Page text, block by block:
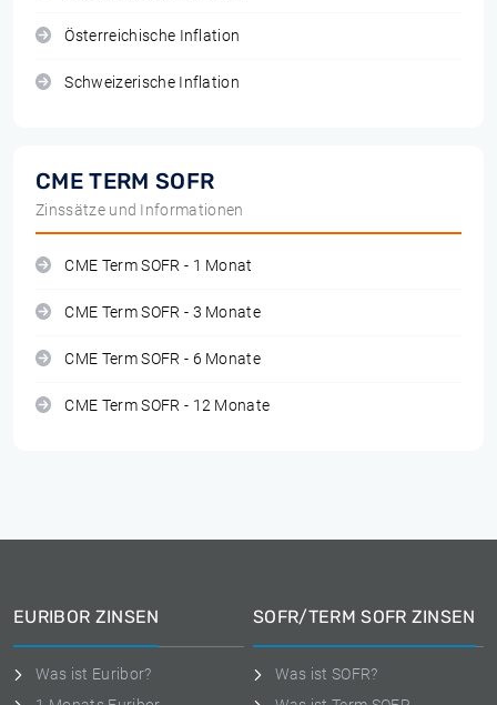
Österreichische Inflation
Schweizerische Inflation
CME TERM SOFR
Zinssätze und Informationen
CME Term SOFR - 1 Monat
CME Term SOFR - 3 Monate
CME Term SOFR - 6 Monate
CME Term SOFR - 12 Monate
EURIBOR ZINSEN
Was ist Euribor?
SOFR/TERM SOFR ZINSEN
Was ist SOFR?